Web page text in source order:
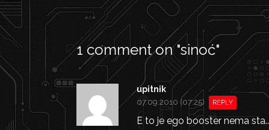
1 comment on "sinoć"
upitnik
07.09.2010 (07:25) REPLY
E to je ego booster nema sta..